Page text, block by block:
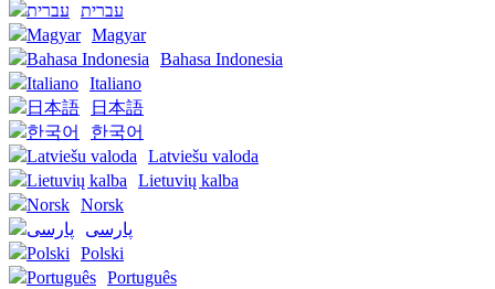
עברית
Magyar
Bahasa Indonesia
Italiano
日本語
한국어
Latviešu valoda
Lietuvių kalba
Norsk
پارسی
Polski
Português